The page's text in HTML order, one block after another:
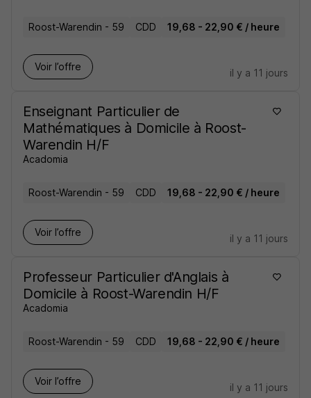
Roost-Warendin - 59 CDD 19,68 - 22,90 € / heure
Voir l’offre
il y a 11 jours
Enseignant Particulier de
Mathématiques à Domicile à Roost-
Warendin H/F
Acadomia
Roost-Warendin - 59 CDD 19,68 - 22,90 € / heure
Voir l’offre
il y a 11 jours
Professeur Particulier d'Anglais à
Domicile à Roost-Warendin H/F
Acadomia
Roost-Warendin - 59 CDD 19,68 - 22,90 € / heure
Voir l’offre
il y a 11 jours